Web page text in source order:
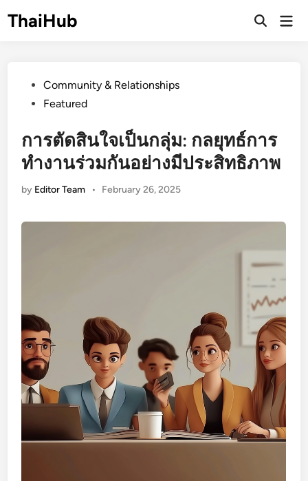
ThaiHub
PostedCommunity & Relationships
Featured
การตัดสินใจเป็นกลุ่ม: กลยุทธ์การ
ทำงานร่วมกันอย่างมีประสิทธิภาพ
by Editor Team • February 26, 2025